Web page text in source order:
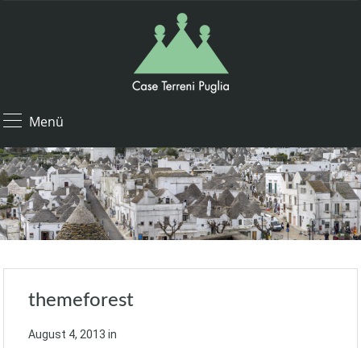
Menü
themeforest
August 4, 2013 in